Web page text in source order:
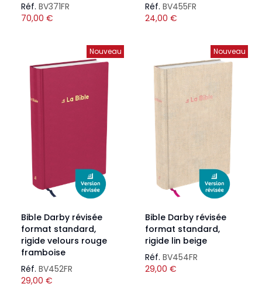
Réf. BV371FR
70,00 €
Réf. BV455FR
24,00 €
Nouveau
Bible Darby révisée
format standard,
rigide velours rouge
framboise
Réf. BV452FR
29,00 €
Nouveau
Bible Darby révisée
format standard,
rigide lin beige
Réf. BV454FR
29,00 €